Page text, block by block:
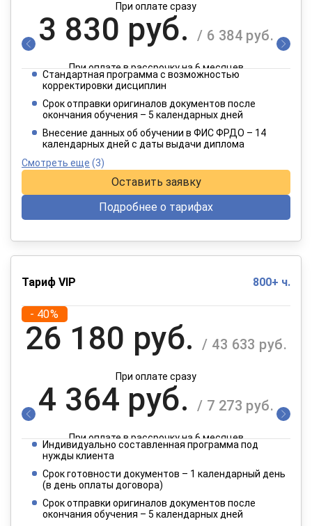
При оплате сразу
3 830 руб. / 6 384 руб.
При оплате в рассрочку на 6 месяцев
1 915 руб.
При оплате в рассрочку на 12 месяцев
Стандартная программа с возможностью
корректировки дисциплин
Срок отправки оригиналов документов после
окончания обучения – 5 календарных дней
Внесение данных об обучении в ФИС ФРДО – 14
календарных дней с даты выдачи диплома
Смотреть еще (3)
Оставить заявку
Подробнее о тарифах
Тариф VIP 800+ ч.
- 40%
26 180 руб. / 43 633 руб.
При оплате сразу
4 364 руб. / 7 273 руб.
При оплате в рассрочку на 6 месяцев
2 182 руб. / 3 637 руб.
При оплате в рассрочку на 12 месяцев
Индивидуально составленная программа под
нужды клиента
Срок готовности документов – 1 календарный день
(в день оплаты договора)
Срок отправки оригиналов документов после
окончания обучения – 5 календарных дней